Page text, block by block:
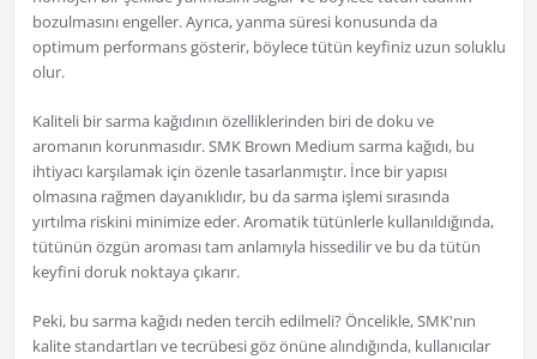
bozulmasını engeller. Ayrıca, yanma süresi konusunda da
optimum performans gösterir, böylece tütün keyfiniz uzun soluklu
olur.
Kaliteli bir sarma kağıdının özelliklerinden biri de doku ve
aromanın korunmasıdır. SMK Brown Medium sarma kağıdı, bu
ihtiyacı karşılamak için özenle tasarlanmıştır. İnce bir yapısı
olmasına rağmen dayanıklıdır, bu da sarma işlemi sırasında
yırtılma riskini minimize eder. Aromatik tütünlerle kullanıldığında,
tütünün özgün aroması tam anlamıyla hissedilir ve bu da tütün
keyfini doruk noktaya çıkarır.
Peki, bu sarma kağıdı neden tercih edilmeli? Öncelikle, SMK'nın
kalite standartları ve tecrübesi göz önüne alındığında, kullanıcılar